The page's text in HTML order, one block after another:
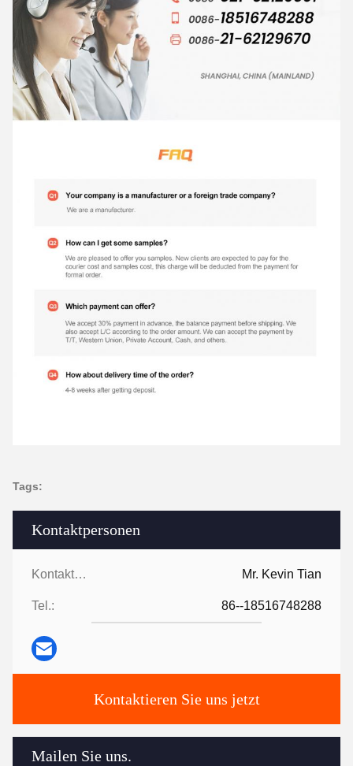
Kontaktpersonen
Kontaktpersonen: Mr. Kevin Tian
Tel.: 86--18516748288
Kontaktieren Sie uns jetzt
Mailen Sie uns.
Tags: